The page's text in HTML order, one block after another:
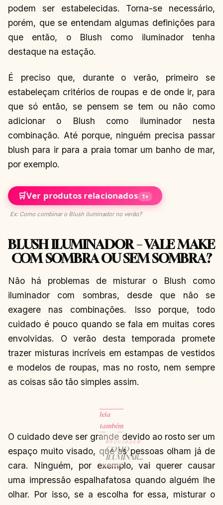
podem ser estabelecidas. Torna-se necessário,
porém, que se entendam algumas definições para
que então, o Blush como iluminador tenha
destaque na estação.
É preciso que, durante o verão, primeiro se
estabeleçam critérios de roupas e de onde ir, para
que só então, se pensem se tem ou não como
adicionar o Blush como iluminador nesta
combinação. Até porque, ninguém precisa passar
blush para ir para a praia tomar um banho de mar,
por exemplo.
🛒Ver produtos relacionados 1▾
Ex: Como combinar o Blush iluminador no verão?
BLUSH ILUMINADOR – VALE MAKE
COM SOMBRA OU SEM SOMBRA?
Não há problemas de misturar o Blush como
iluminador com sombras, desde que não se
exagere nas combinações. Isso porque, todo
cuidado é pouco quando se fala em muitas cores
envolvidas. O verão desta temporada promete
trazer misturas incríveis em estampas de vestidos
e modelos de roupas, mas no rosto, nem sempre
as coisas são tão simples assim.
leia
também
MAQUIAGEM
COMO
ILUMINAR
O ROSTO
COM
SOMBRA –
CONTINUAR →
O cuidado deve ser grande devido ao rosto ser um
espaço muito visado, que as pessoas olham já de
cara. Ninguém, por exemplo, vai querer causar
uma impressão espalhafatosa quando alguém lhe
olhar. Por isso, se a escolha for essa, misturar o